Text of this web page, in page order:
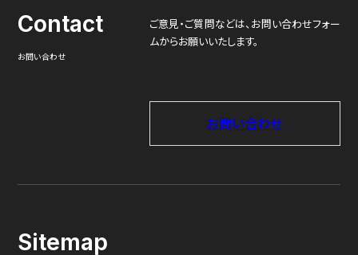
Contact
お問い合わせ
ご意見・ご質問などは、 お問い合わせフォー
ムからお願いいたします。
お問い合わせ
Sitemap